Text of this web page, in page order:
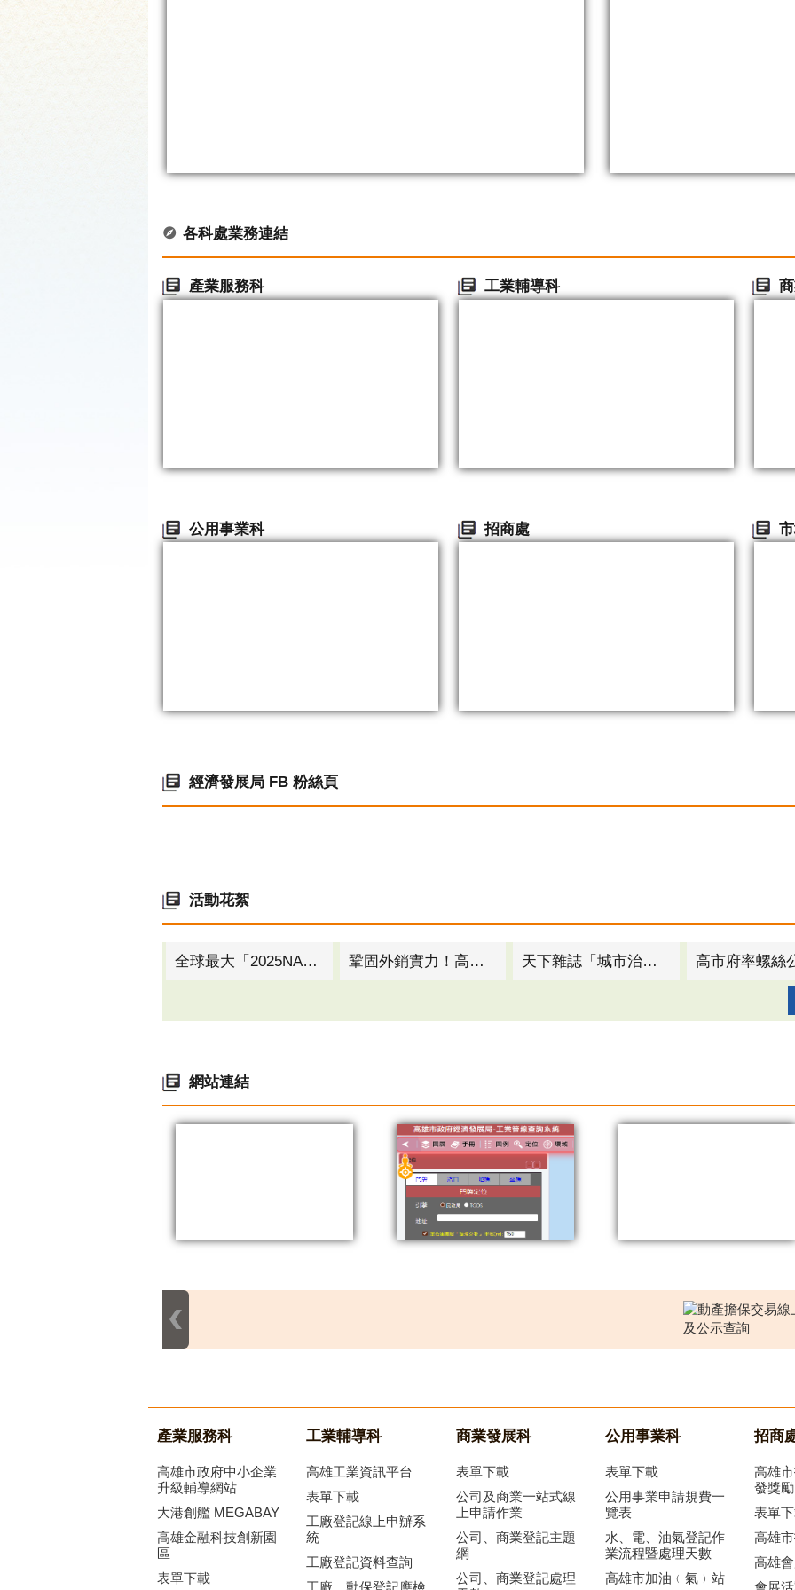
各科處業務連結
產業服務科 工業輔導科
公用事業科 招商處
經濟發展局 FB 粉絲頁
活動花絮
全球最大「2025NASA黑客松」高雄說明會登場 產官學聯手新創挑戰世界舞台 鞏固外銷實力！高市府攜手螺絲公會參展北美最大扣件展 促成商機達700萬美金 天下雜誌「城市治理卓越獎」公布！ 高市經發局榮獲1首獎1優選殊榮
網站連結
產業服務科
高雄市政府中小企業
升級輔導網站
大港創艦 MEGABAY
高雄金融科技創新園
區
表單下載
工業輔導科
高雄工業資訊平台
表單下載
工廠登記線上申辦系
統
工廠登記資料查詢
工廠、動保登記應檢
商業發展科
表單下載
公司及商業一站式線
上申請作業
公司、商業登記主題
網
公司、商業登記處理
公用事業科
表單下載
公用事業申請規費一
覽表
水、電、油氣登記作
業流程暨處理天數
高雄市加油﹙氣﹚站
招商
高雄
發獎勵
表單
高雄
高雄
會展